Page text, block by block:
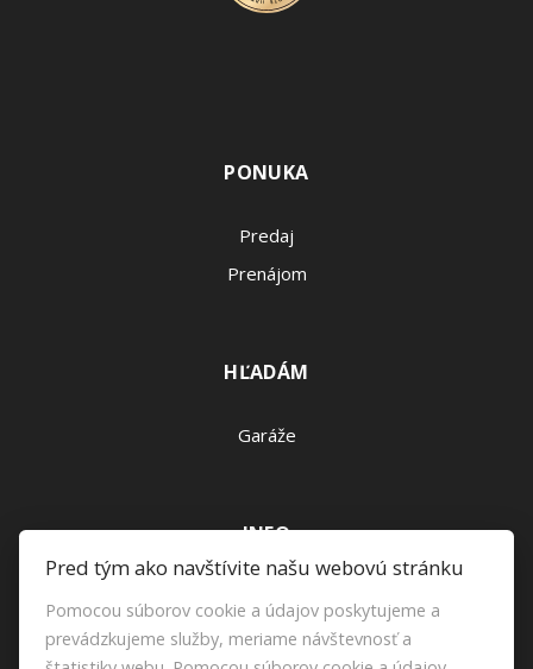
PONUKA
Predaj
Prenájom
HĽADÁM
Garáže
INFO
Napíšte nám
Pred tým ako navštívite našu webovú stránku
Pomocou súborov cookie a údajov poskytujeme a
prevádzkujeme služby, meriame návštevnosť a